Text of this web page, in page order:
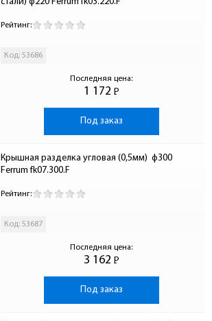
Рейтинг:
Код: 53686
Последняя цена:
1 172 Р
-
Под заказ
Крышная разделка угловая (0,5мм)  ф300
Ferrum fk07.300.F
Рейтинг:
Код: 53687
Последняя цена:
3 162 Р
-
Под заказ